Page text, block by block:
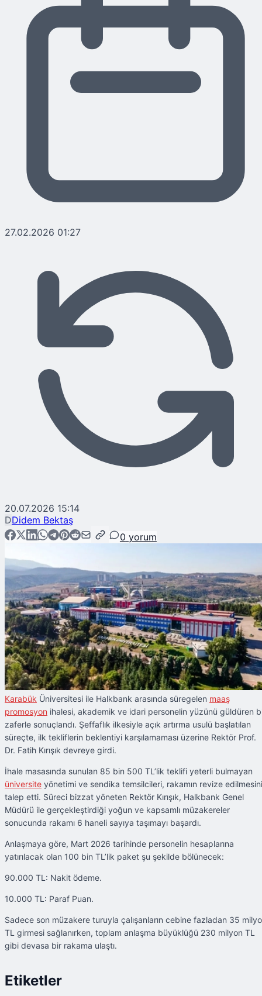
27.02.2026 01:27
20.07.2026 15:14
DDidem Bektaş
0 yorum
Karabük Üniversitesi ile Halkbank arasında süregelen maaş
promosyon ihalesi, akademik ve idari personelin yüzünü güldüren
zaferle sonuçlandı. Şeffaflık ilkesiyle açık artırma usulü başlatılan
süreçte, ilk tekliflerin beklentiyi karşılamaması üzerine Rektör Prof.
Dr. Fatih Kırışık devreye girdi.
İhale masasında sunulan 85 bin 500 TL’lik teklifi yeterli bulmayan
üniversite yönetimi ve sendika temsilcileri, rakamın revize edilmesini
talep etti. Süreci bizzat yöneten Rektör Kırışık, Halkbank Genel
Müdürü ile gerçekleştirdiği yoğun ve kapsamlı müzakereler
sonucunda rakamı 6 haneli sayıya taşımayı başardı.
Anlaşmaya göre, Mart 2026 tarihinde personelin hesaplarına
yatırılacak olan 100 bin TL’lik paket şu şekilde bölünecek:
90.000 TL: Nakit ödeme.
10.000 TL: Paraf Puan.
Sadece son müzakere turuyla çalışanların cebine fazladan 35
TL girmesi sağlanırken, toplam anlaşma büyüklüğü 230 milyon TL
gibi devasa bir rakama ulaştı.
Etiketler